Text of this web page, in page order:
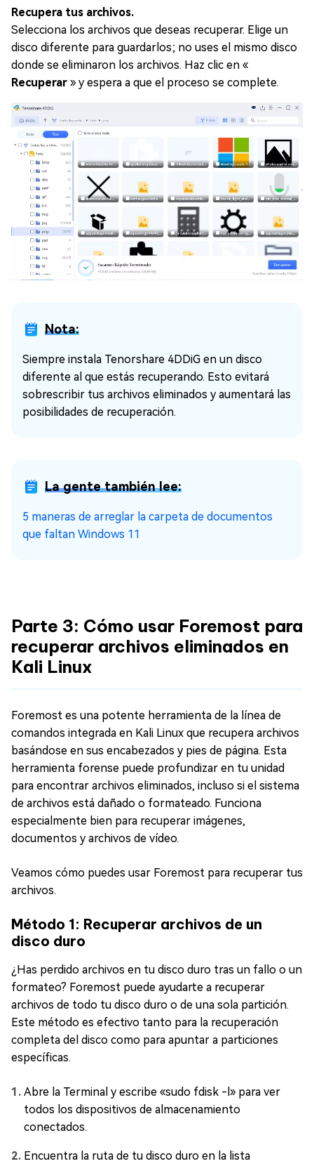
Recupera tus archivos.
Selecciona los archivos que deseas recuperar. Elige un
disco diferente para guardarlos; no uses el mismo disco
donde se eliminaron los archivos. Haz clic en «
Recuperar » y espera a que el proceso se complete.
Nota:
Siempre instala Tenorshare 4DDiG en un disco
diferente al que estás recuperando. Esto evitará
sobrescribir tus archivos eliminados y aumentará las
posibilidades de recuperación.
La gente también lee:
5 maneras de arreglar la carpeta de documentos
que faltan Windows 11
Parte 3: Cómo usar Foremost para
recuperar archivos eliminados en
Kali Linux
Foremost es una potente herramienta de la línea de
comandos integrada en Kali Linux que recupera archivos
basándose en sus encabezados y pies de página. Esta
herramienta forense puede profundizar en tu unidad
para encontrar archivos eliminados, incluso si el sistema
de archivos está dañado o formateado. Funciona
especialmente bien para recuperar imágenes,
documentos y archivos de vídeo.
Veamos cómo puedes usar Foremost para recuperar tus
archivos.
Método 1: Recuperar archivos de un
disco duro
¿Has perdido archivos en tu disco duro tras un fallo o un
formateo? Foremost puede ayudarte a recuperar
archivos de todo tu disco duro o de una sola partición.
Este método es efectivo tanto para la recuperación
completa del disco como para apuntar a particiones
específicas.
Abre la Terminal y escribe «sudo fdisk -l» para ver
todos los dispositivos de almacenamiento
conectados.
Encuentra la ruta de tu disco duro en la lista